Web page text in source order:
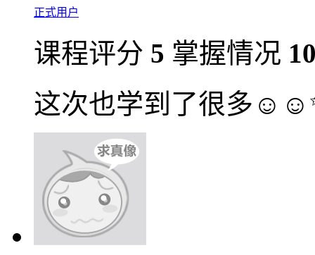
正式用户
课程评分 5 掌握情况
这次也学到了很多